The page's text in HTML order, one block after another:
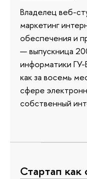
Владелец веб-
маркетинг
обеспечения и
— выпускница
информатики
как за восемь
сфере
собственный
Стартап как